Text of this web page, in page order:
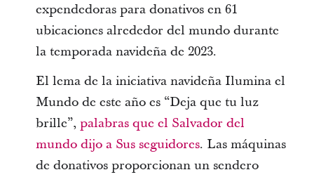
expendedoras para donativos en 61
ubicaciones alrededor del mundo durante
la temporada navideña de 2023.
El lema de la iniciativa navideña Ilumina el
Mundo de este año es “Deja que tu luz
brille”, palabras que el Salvador del
mundo dijo a Sus seguidores. Las máquinas
de donativos proporcionan un sendero